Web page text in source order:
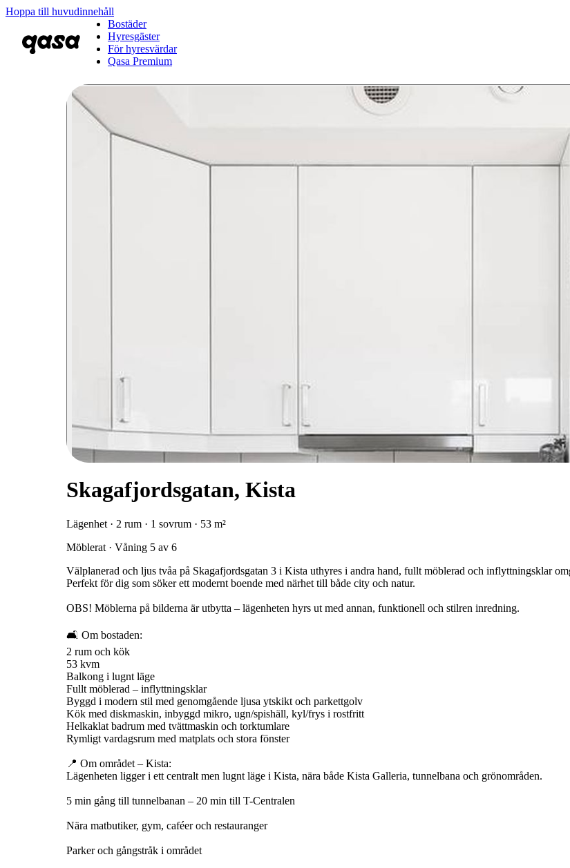
Hoppa till huvudinnehåll
Bostäder
Hyresgäster
För hyresvärdar
Qasa Premium
Skagafjordsgatan, Kista
Lägenhet · 2 rum · 1 sovrum · 53 m²
Möblerat · Våning 5 av 6
Välplanerad och ljus tvåa på Skagafjordsgatan 3 i Kista uthyres i andra hand, fullt möblerad och inflyttningsklar
Perfekt för dig som söker ett modernt boende med närhet till både city och natur.
OBS! Möblerna på bilderna är utbytta – lägenheten hyrs ut med annan, funktionell och stilren inredning.
🛋️ Om bostaden:
2 rum och kök
53 kvm
Balkong i lugnt läge
Fullt möblerad – inflyttningsklar
Byggd i modern stil med genomgående ljusa ytskikt och parkettgolv
Kök med diskmaskin, inbyggd mikro, ugn/spishäll, kyl/frys i rostfritt
Helkaklat badrum med tvättmaskin och torktumlare
Rymligt vardagsrum med matplats och stora fönster
📍 Om området – Kista:
Lägenheten ligger i ett centralt men lugnt läge i Kista, nära både Kista Galleria, tunnelbana och grönområden.
5 min gång till tunnelbanan – 20 min till T-Centralen
Nära matbutiker, gym, caféer och restauranger
Parker och gångstråk i området